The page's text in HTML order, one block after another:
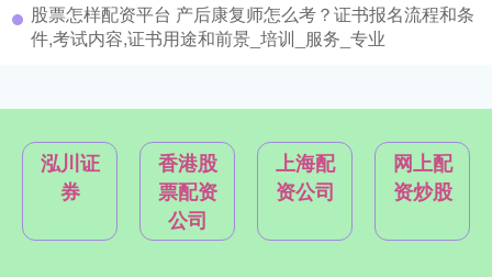
股票怎样配资平台 产后康复师怎么考？证书报名流程和条
件,考试内容,证书用途和前景_培训_服务_专业
泓川证
券
香港股
票配资
公司
上海配
资公司
网上配
资炒股